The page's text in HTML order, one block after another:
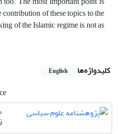
of these topics to the
of the Islamic regime is not as
کلیدواژه‌ها English